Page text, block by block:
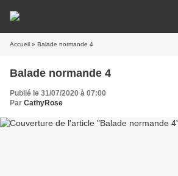
Accueil » Balade normande 4
Balade normande 4
Publié le 31/07/2020 à 07:00
Par CathyRose